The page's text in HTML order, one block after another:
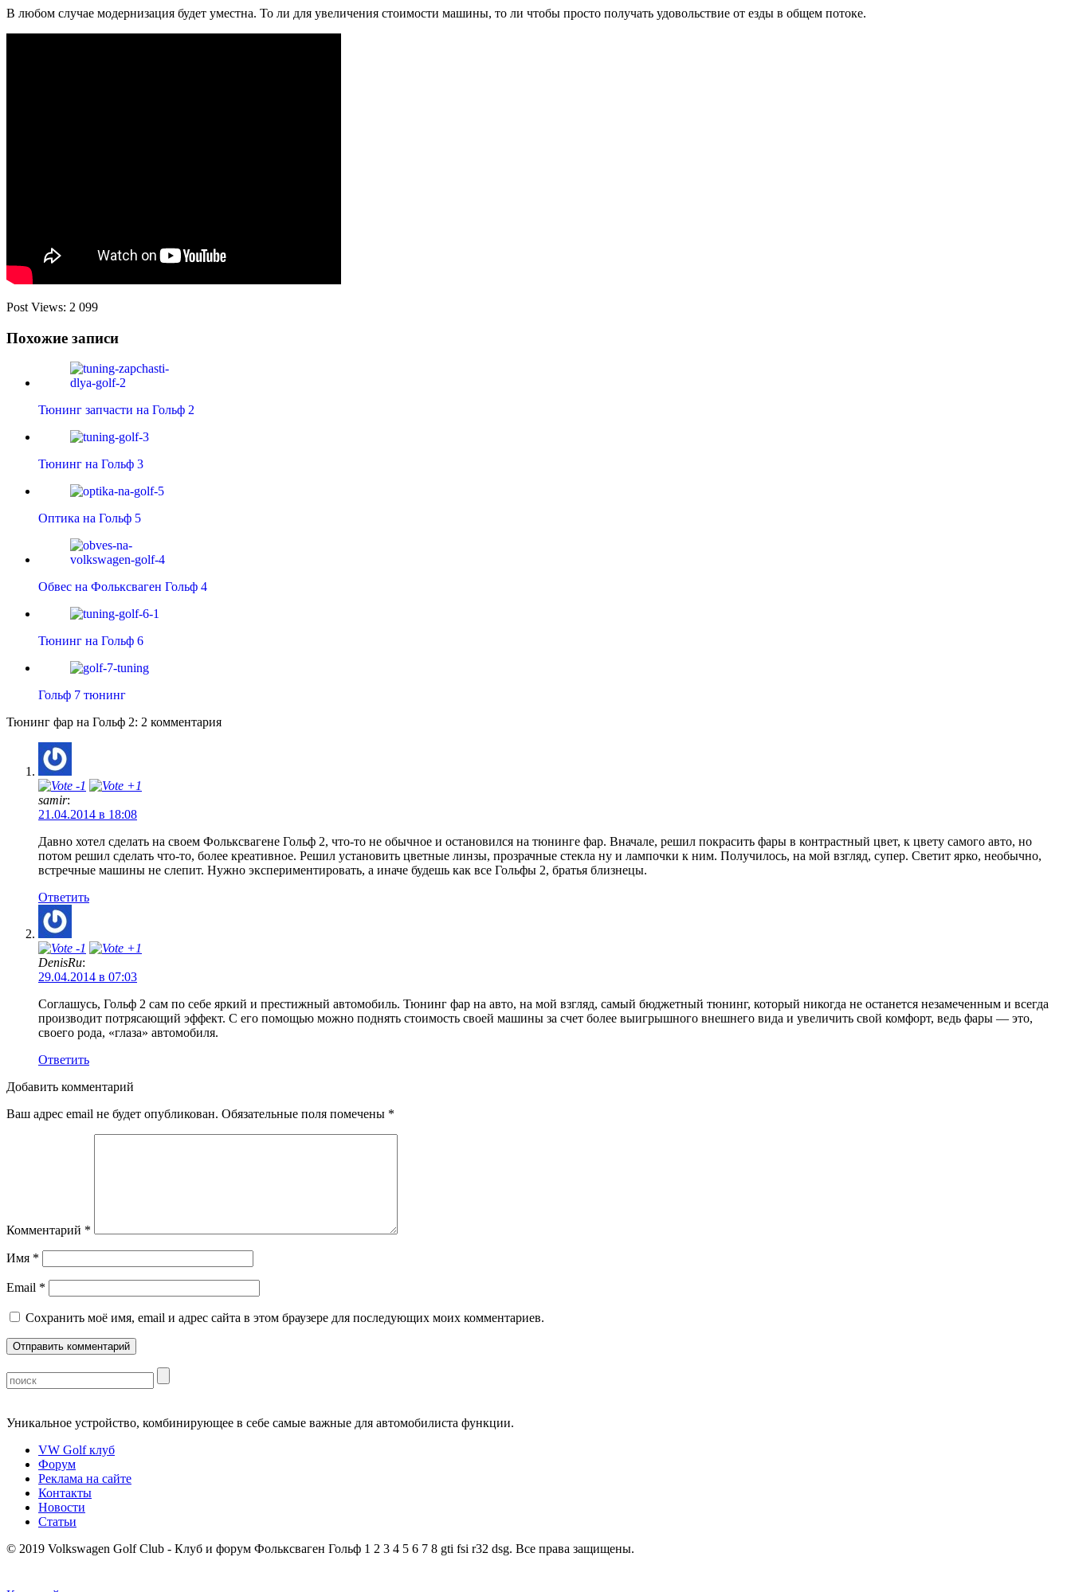
В любом случае модернизация будет уместна. То ли для увеличения стоимости машины, то ли чтобы просто получать удовольствие от езды в общем потоке.
Post Views: 2 099
Похожие записи
Тюнинг запчасти на Гольф 2
Тюнинг на Гольф 3
Оптика на Гольф 5
Обвес на Фольксваген Гольф 4
Тюнинг на Гольф 6
Гольф 7 тюнинг
Тюнинг фар на Гольф 2: 2 комментария
samir:
21.04.2014 в 18:08
Давно хотел сделать на своем Фольксвагене Гольф 2, что-то не обычное и остановился на тюнинге фар. Вначале, решил покрасить фары в контрастный цвет, к цвету самого авто, но
потом решил сделать что-то, более креативное. Решил установить цветные линзы, прозрачные стекла ну и лампочки к ним. Получилось, на мой взгляд, супер. Светит ярко, необычно,
встречные машины не слепит. Нужно экспериментировать, а иначе будешь как все Гольфы 2, братья близнецы.
Ответить
DenisRu:
29.04.2014 в 07:03
Соглашусь, Гольф 2 сам по себе яркий и престижный автомобиль. Тюнинг фар на авто, на мой взгляд, самый бюджетный тюнинг, который никогда не останется незамеченным и всегда
производит потрясающий эффект. С его помощью можно поднять стоимость своей машины за счет более выигрышного внешнего вида и увеличить свой комфорт, ведь фары — это,
своего рода, «глаза» автомобиля.
Ответить
Добавить комментарий
Ваш адрес email не будет опубликован. Обязательные поля помечены *
Комментарий *
Имя *
Email *
Сохранить моё имя, email и адрес сайта в этом браузере для последующих моих комментариев.
Уникальное устройство, комбинирующее в себе самые важные для автомобилиста функции.
VW Golf клуб
Форум
Реклама на сайте
Контакты
Новости
Статьи
© 2019 Volkswagen Golf Club - Клуб и форум Фольксваген Гольф 1 2 3 4 5 6 7 8 gti fsi r32 dsg. Все права защищены.